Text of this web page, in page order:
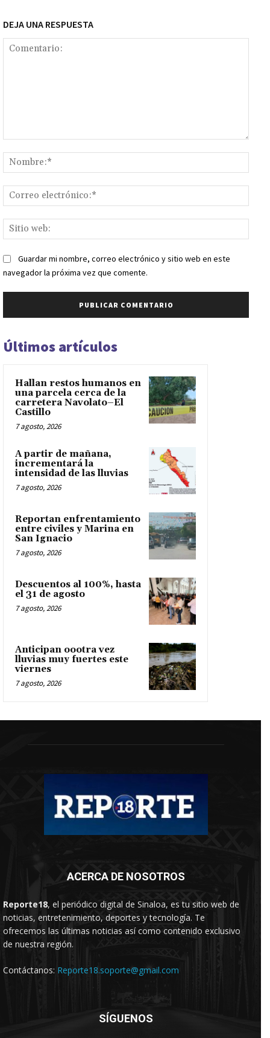
DEJA UNA RESPUESTA
web:
Guardar mi nombre, correo electrónico y sitio web en este
navegador la próxima vez que comente.
Últimos artículos
Hallan restos humanos en
una parcela cerca de la
carretera Navolato–El
Castillo
7 agosto, 2026
A partir de mañana,
incrementará la
intensidad de las lluvias
7 agosto, 2026
Reportan enfrentamiento
entre civiles y Marina en
San Ignacio
7 agosto, 2026
Descuentos al 100%, hasta
el 31 de agosto
7 agosto, 2026
Anticipan oootra vez
lluvias muy fuertes este
viernes
7 agosto, 2026
ACERCA DE NOSOTROS
Reporte18, el periódico digital de Sinaloa, es tu sitio web de
noticias, entretenimiento, deportes y tecnología. Te
ofrecemos las últimas noticias así como contenido exclusivo
de nuestra región.
Contáctanos: Reporte18.soporte@gmail.com
SÍGUENOS